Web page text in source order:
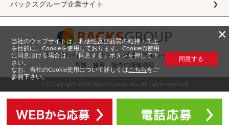
バックスグループ企業サイト
株式会社バックスグループの派遣・アルバイト求人
営業、接客、販売の情報満載
(c) Copyright 2026 Backs Group Inc. All rights reserved
×
当社のウェブサイトは、利便性及び品質の維持・向上
を目的に、Cookieを使用しております。Cookieの使用
に同意頂ける場合は、「同意する」ボタンを押して下
さい。
なお、当社のCookie使用について詳しくは こちらをご
参照下さい。
同意する